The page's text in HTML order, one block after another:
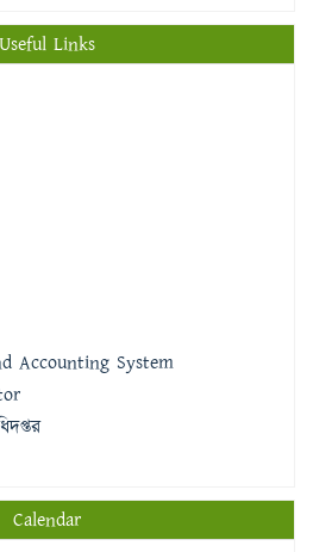
Useful Links
Accounting System
Calendar